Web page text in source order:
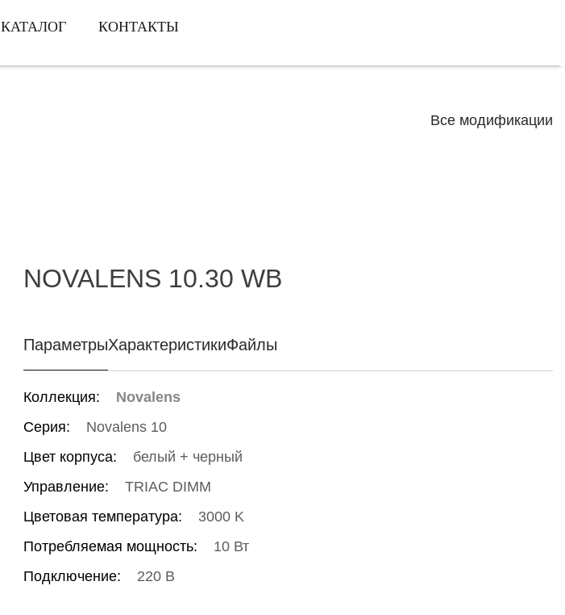
КАТАЛОГ КОНТАКТЫ
Все модификации
NOVALENS 10.30 WB
ПараметрыХарактеристикиФайлы
Коллекция:
Novalens
Серия:
Novalens 10
Цвет корпуса:
белый + черный
Управление:
TRIAC DIMM
Цветовая температура:
3000 K
Потребляемая мощность:
10 Вт
Подключение:
220 В